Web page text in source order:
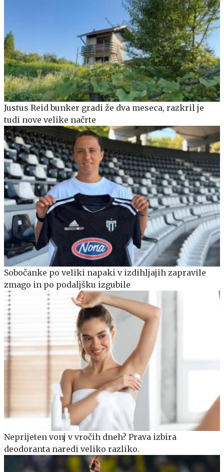
Justus Reid bunker gradi že dva meseca, razkril je
tudi nove velike načrte
Sobočanke po veliki napaki v izdihljajih zapravile
zmago in po podaljšku izgubile
Neprijeten vonj v vročih dneh? Prava izbira
deodoranta naredi veliko razliko.